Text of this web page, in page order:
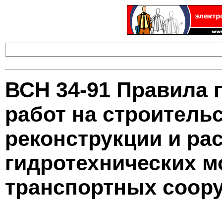
ВСН 34-91 Правила
работ на
реконструкции и
гидротехнических
транспортных